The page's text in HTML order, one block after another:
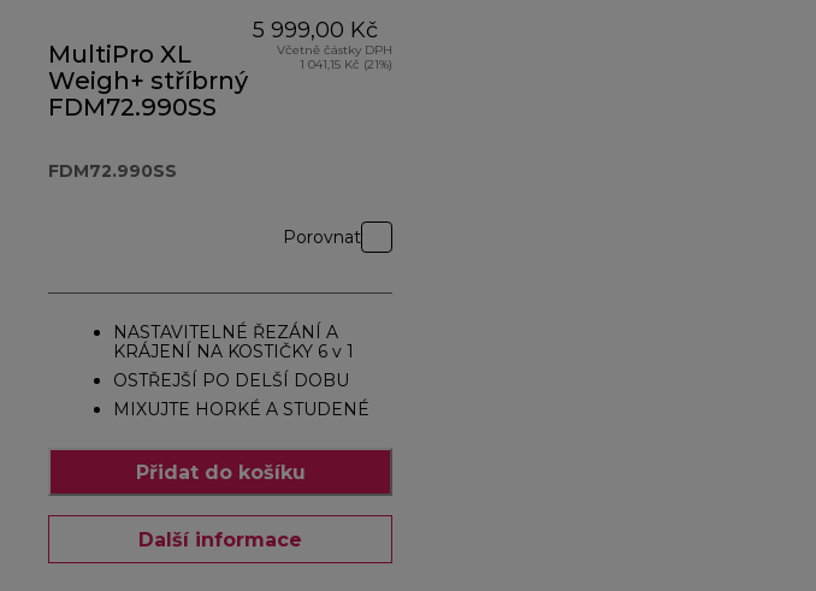
MultiPro XL
Weigh+ stříbrný
FDM72.990SS
FDM72.990SS
5 999,00 Kč
Včetně částky DPH
1 041,15 Kč (21%)
Porovnat
NASTAVITELNÉ ŘEZÁNÍ A
KRÁJENÍ NA KOSTIČKY 6 v 1
OSTŘEJŠÍ PO DELŠÍ DOBU
MIXUJTE HORKÉ A STUDENÉ
Přidat do košíku
Další informace